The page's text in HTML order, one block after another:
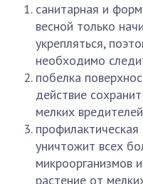
санитарная и
весной только
укрепляться,
необходимо
побелка
действие
мелких
уничтожит всех
микроорганизмов
растение от